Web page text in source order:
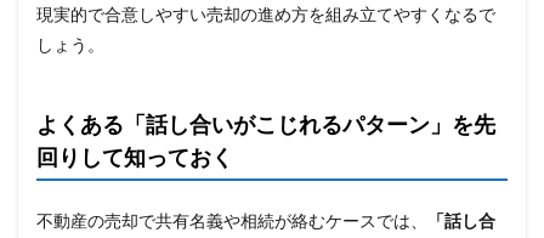
現実的で合意しやすい売却の進め方を組み立てやすくなるで
しょう。
よくある「話し合いがこじれるパターン」を先
回りして知っておく
不動産の売却で共有名義や相続が絡むケースでは、
「話し合